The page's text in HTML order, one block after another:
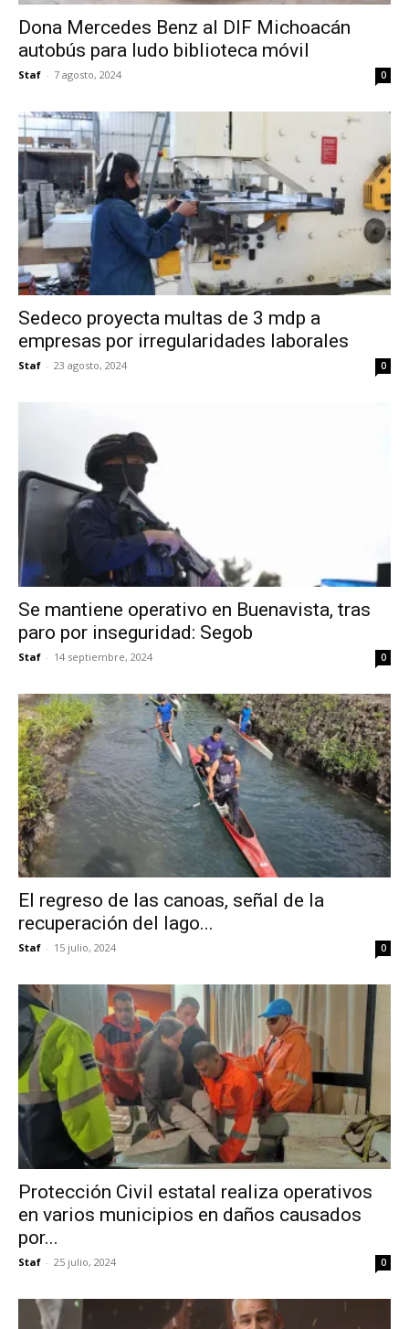
Dona Mercedes Benz al DIF Michoacán
autobús para ludo biblioteca móvil
Staf - 7 agosto, 2024 0
Sedeco proyecta multas de 3 mdp a
empresas por irregularidades laborales
Staf - 23 agosto, 2024 0
Se mantiene operativo en Buenavista, tras
paro por inseguridad: Segob
Staf - 14 septiembre, 2024 0
El regreso de las canoas, señal de la
recuperación del lago...
Staf - 15 julio, 2024 0
Protección Civil estatal realiza operativos
en varios municipios en daños causados ​​
por...
Staf - 25 julio, 2024 0